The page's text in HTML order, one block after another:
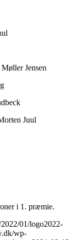
Jensen
Juul
i 1. præmie.
01/logo2022-
wp-